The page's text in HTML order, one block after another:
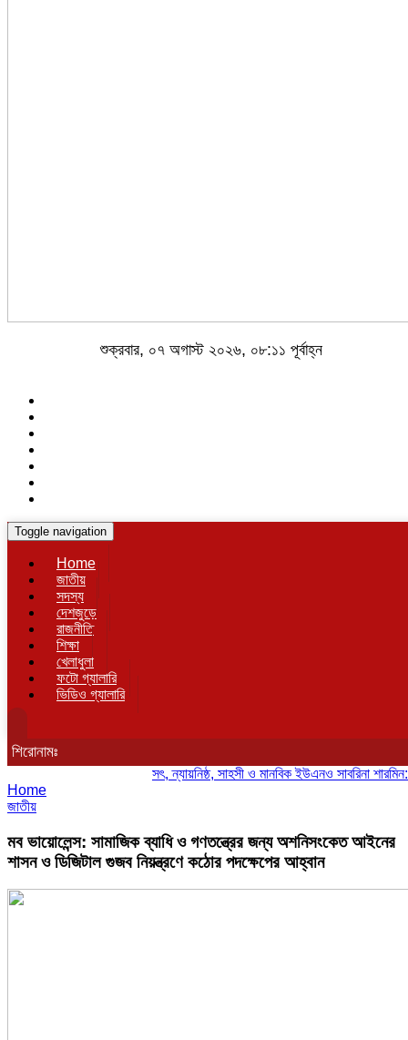
শুক্রবার, ০৭ অগাস্ট ২০২৬, ০৮:১১ পূর্বাহ্ন
Toggle navigation
Home
জাতীয়
সদস্য
দেশজুড়ে
রাজনীতি
শিক্ষা
খেলাধুলা
ফটো গ্যালারি
ভিডিও গ্যালারি
শিরোনামঃ
সৎ, ন্যায়নিষ্ঠ, সাহসী ও মানবিক ইউএনও সাবরিনা শারমিন:
Home
জাতীয়
মব ভায়োলেন্স: সামাজিক ব্যাধি ও গণতন্ত্রের জন্য অশনিসংকেত আইনের
শাসন ও ডিজিটাল গুজব নিয়ন্ত্রণে কঠোর পদক্ষেপের আহ্বান